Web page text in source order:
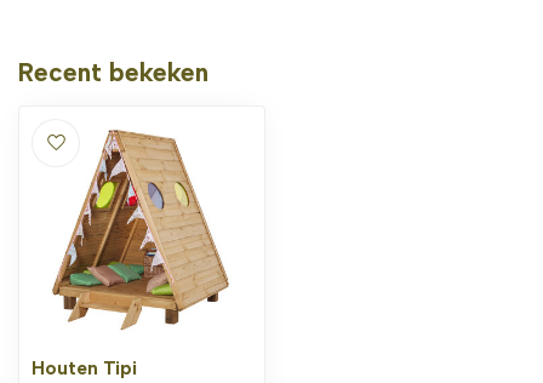
Recent bekeken
Houten Tipi